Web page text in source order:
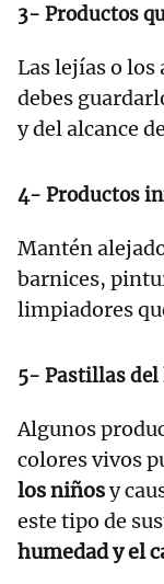
3- Productos
Las lejías o
debes
y del alcance
4- Productos
Mantén
barnices,
limpiadores
5- Pastillas
Algunos
colores vivos
los niñosy
este tipo de
humedad y el